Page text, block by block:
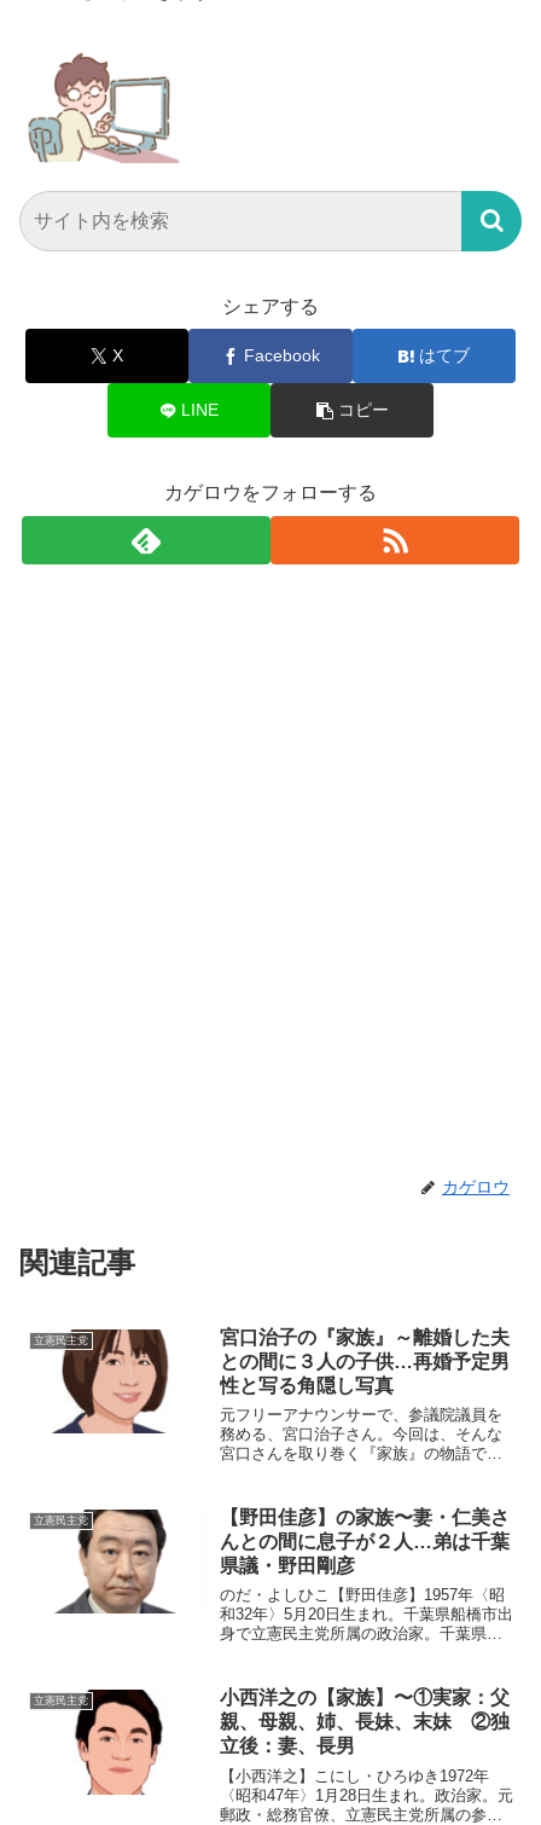
シェアする
X Facebook はてブ
LINE コピー
カゲロウをフォローする
カゲロウ
関連記事
立憲民主党
宮口治子の『家族』～離婚した夫
との間に３人の子供…再婚予定男
性と写る角隠し写真
元フリーアナウンサーで、参議院議員を
務める、宮口治子さん。今回は、そんな
宮口さんを取り巻く『家族』の物語で
月5日出身地：広島県福山市出身大学：大
阪音楽大学音楽学部声...
立憲民主党
【野田佳彦】の家族〜妻・仁美さ
んとの間に息子が２人…弟は千葉
県議・野田剛彦
のだ・よしひこ【野田佳彦】1957年〈昭
和32年〉5月20日生まれ。千葉県船橋市出
身で立憲民主党所属の政治家。千葉県議
た。❶父親野田義信。1930〈昭和５〉年
～202...
立憲民主党
小西洋之の【家族】〜①実家：父
親、母親、姉、長妹、末妹 ②独
立後：妻、長男
【小西洋之】こにし・ひろゆき1972年
〈昭和47年〉1月28日生まれ。政治家。元
郵政・総務官僚、立憲民主党所属の参議